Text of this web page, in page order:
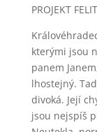
PROJEKT
kterými jsou
panem
lhostejný.
divoká. Její
jsou nejspíš